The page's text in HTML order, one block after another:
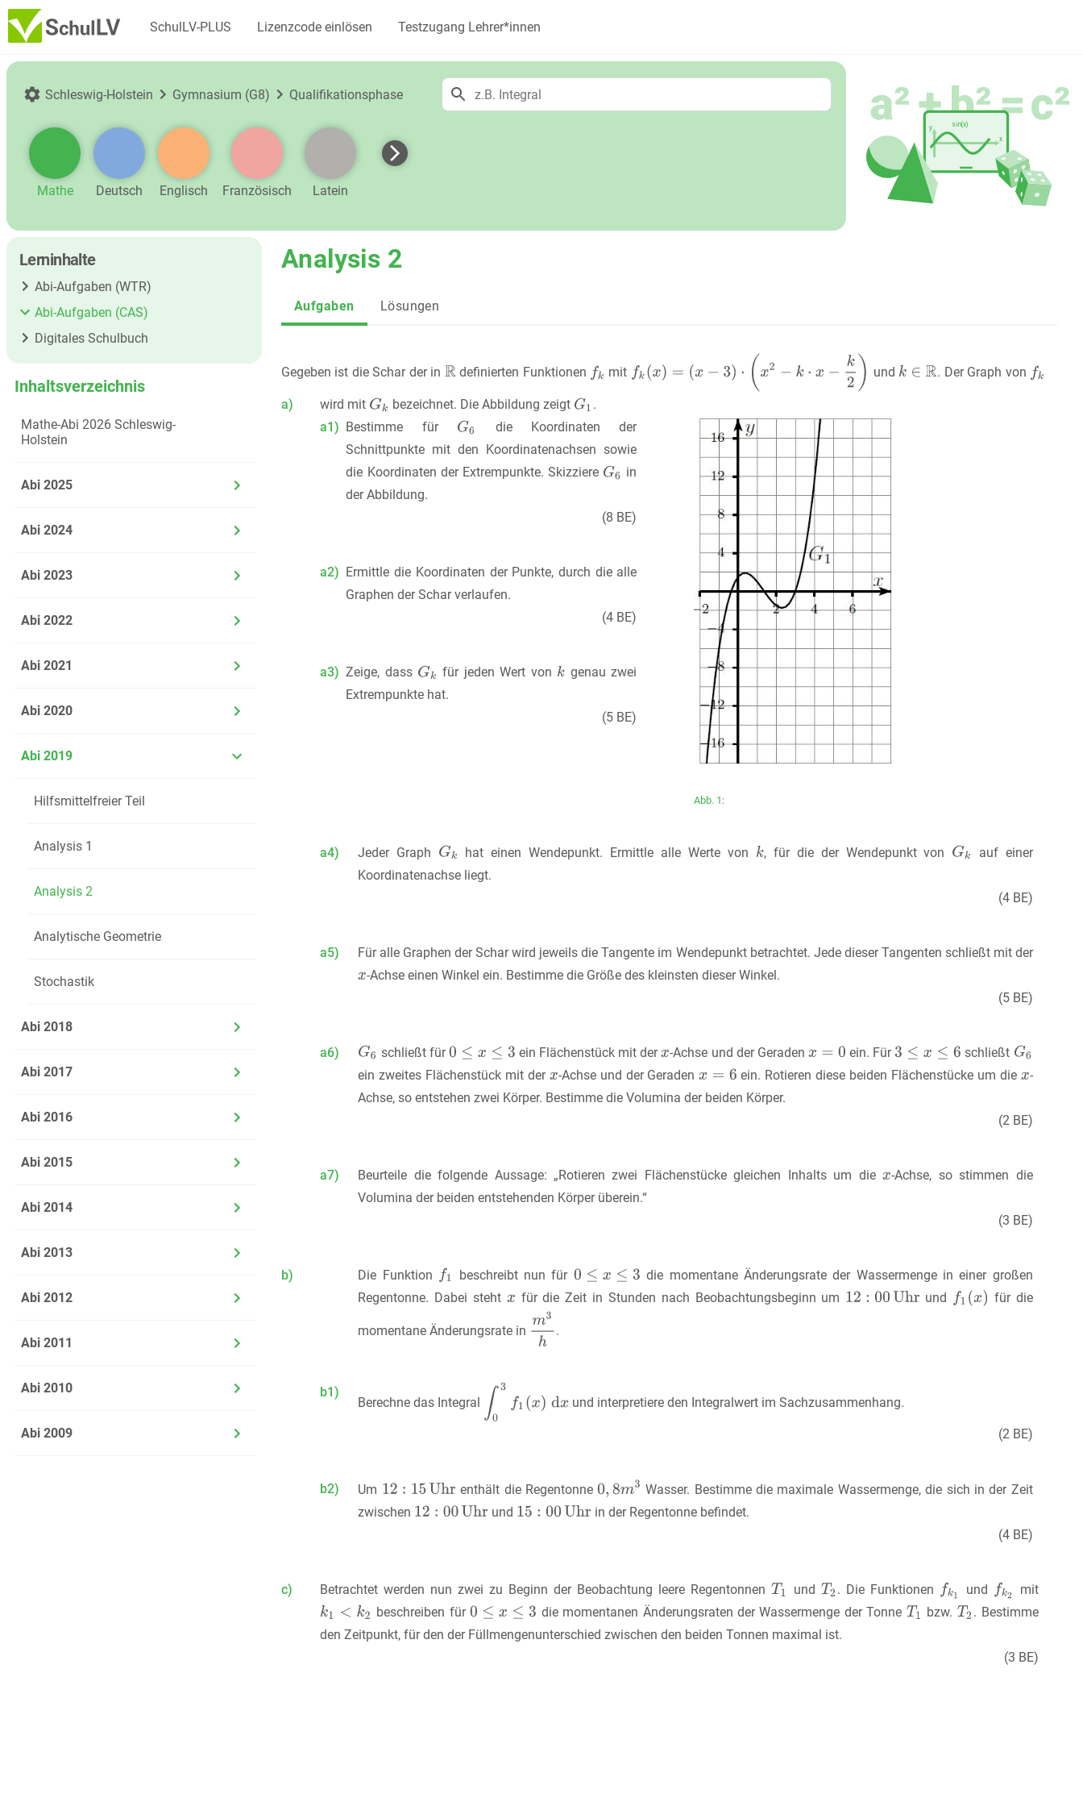
SchulLV-PLUS Lizenzcode einlösen Testzugang Lehrer*innen
Schleswig-Holstein Gymnasium (G8) Qualifikationsphase
Mathe Deutsch Englisch Französisch Latein
Lerninhalte
Abi-Aufgaben (WTR)
Abi-Aufgaben (CAS)
Digitales Schulbuch
Inhaltsverzeichnis
Mathe-Abi 2026 Schleswig-
Holstein
Abi 2025
Abi 2024
Abi 2023
Abi 2022
Abi 2021
Abi 2020
Abi 2019
Hilfsmittelfreier Teil
Analysis 1
Analysis 2
Analytische Geometrie
Stochastik
Abi 2018
Abi 2017
Abi 2016
Abi 2015
Abi 2014
Abi 2013
Abi 2012
Abi 2011
Abi 2010
Abi 2009
Analysis 2
Aufgaben Lösungen
Gegeben ist die Schar der in definierten Funktionen mit und . Der Graph von
wird mit bezeichnet. Die Abbildung zeigt .
a)
a1) Bestimme für
die Koordinaten der
Schnittpunkte mit den Koordinatenachsen sowie
die Koordinaten der Extrempunkte. Skizziere
in
der Abbildung.
(8 BE)
a2) Ermittle die Koordinaten der Punkte, durch die alle
Graphen der Schar verlaufen.
(4 BE)
a3) Zeige, dass für jeden Wert von
genau zwei
Extrempunkte hat.
(5 BE)
Abb. 1 :
a4) Jeder Graph hat einen Wendepunkt. Ermittle alle Werte von , für die der Wendepunkt von
auf einer
Koordinatenachse liegt.
(4 BE)
a5)
Für alle Graphen der Schar wird jeweils die Tangente im Wendepunkt betrachtet. Jede dieser Tangenten schließt mit der
-Achse einen Winkel ein. Bestimme die Größe des kleinsten dieser Winkel.
(5 BE)
a6) schließt für ein Flächenstück mit der -Achse und der Geraden ein. Für
schließt
ein zweites Flächenstück mit der
-Achse und der Geraden ein. Rotieren diese beiden Flächenstücke um die
-
Achse, so entstehen zwei Körper. Bestimme die Volumina der beiden Körper.
(2 BE)
a7) Beurteile die folgende Aussage: „Rotieren zwei Flächenstücke gleichen Inhalts um die -Achse, so stimmen die
Volumina der beiden entstehenden Körper überein.“
(3 BE)
b) Die Funktion beschreibt nun für
die momentane Änderungsrate der Wassermenge in einer großen
Regentonne. Dabei steht
für die Zeit in Stunden nach Beobachtungsbeginn um und für die
momentane Änderungsrate in .
b1)
Berechne das Integral und interpretiere den Integralwert im Sachzusammenhang.
(2 BE)
b2) Um enthält die Regentonne
Wasser. Bestimme die maximale Wassermenge, die sich in der Zeit
zwischen
und
in der Regentonne befindet.
(4 BE)
c) Betrachtet werden nun zwei zu Beginn der Beobachtung leere Regentonnen und . Die Funktionen und
mit
beschreiben für
die momentanen Änderungsraten der Wassermenge der Tonne bzw.
. Bestimme
den Zeitpunkt, für den der Füllmengenunterschied zwischen den beiden Tonnen maximal ist.
(3 BE)